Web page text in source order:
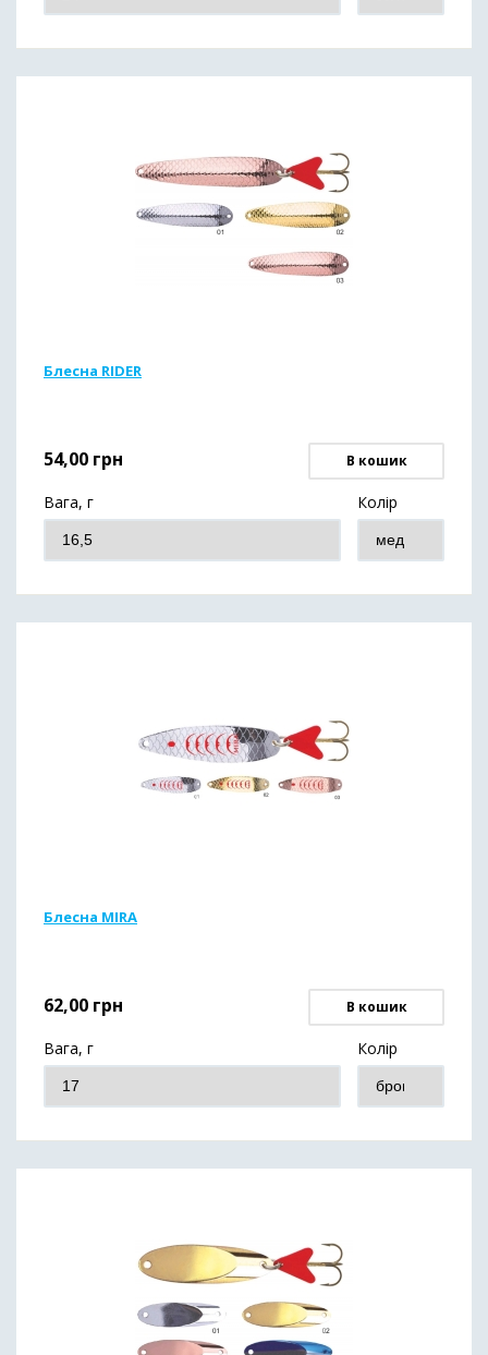
Блесна RIDER
54,00 грн В кошик
Вага, г Колір
Блесна MIRA
62,00 грн В кошик
Вага, г Колір